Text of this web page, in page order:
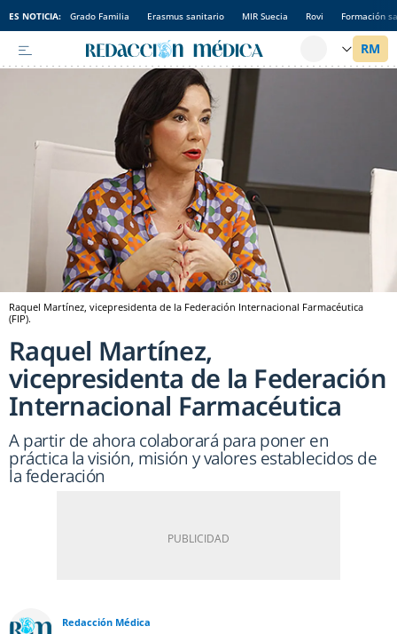
ES NOTICIA: Grado Familia Erasmus sanitario MIR Suecia Rovi Formación
Raquel Martínez, vicepresidenta de la Federación Internacional Farmacéutica
(FIP).
Raquel Martínez,
vicepresidenta de la Federación
Internacional Farmacéutica
A partir de ahora colaborará para poner en
práctica la visión, misión y valores establecidos de
la federación
Redacción Médica